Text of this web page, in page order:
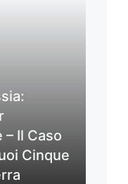
– Il Caso
Cinque